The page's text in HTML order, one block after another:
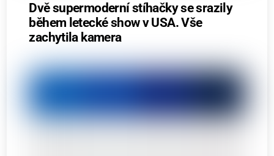
Dvě supermoderní stíhačky se srazily
během letecké show v USA. Vše
zachytila kamera